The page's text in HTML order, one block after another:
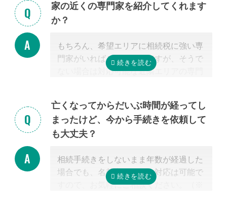
家の近くの専門家を紹介してくれます
か？
もちろん、希望エリアに相続税に強い専
門家がいればご紹介可能ですが、そうで
ない場合は対応可能な近隣エリアの専門
は、自宅近くに事務所があるかではな
く、その士業が相続税に強いかどうかだ
からです。
の必修科目でないことから資格試験を取
る時に選択していない人にとっては専門
外となります。
亡くなってからだいぶ時間が経ってし
まったけど、今から手続きを依頼して
も大丈夫？
相続手続きをしないまま年数が経過した
場合でも、名義変更などの対応は可能で
すので、お気軽にご相談ください。（※